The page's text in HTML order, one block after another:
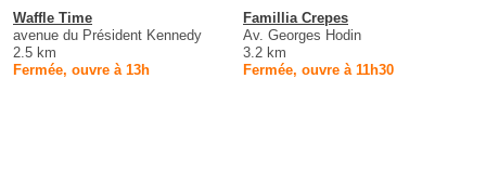
Waffle Time
avenue du Président Kennedy
2.5 km
Fermée, ouvre à 13h
Famillia Crepes
Av. Georges Hodin
3.2 km
Fermée, ouvre à 11h30